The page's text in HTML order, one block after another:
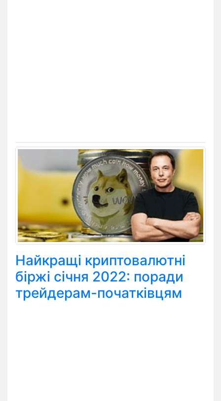
Найкращі криптовалютні
біржі січня 2022: поради
трейдерам-початківцям